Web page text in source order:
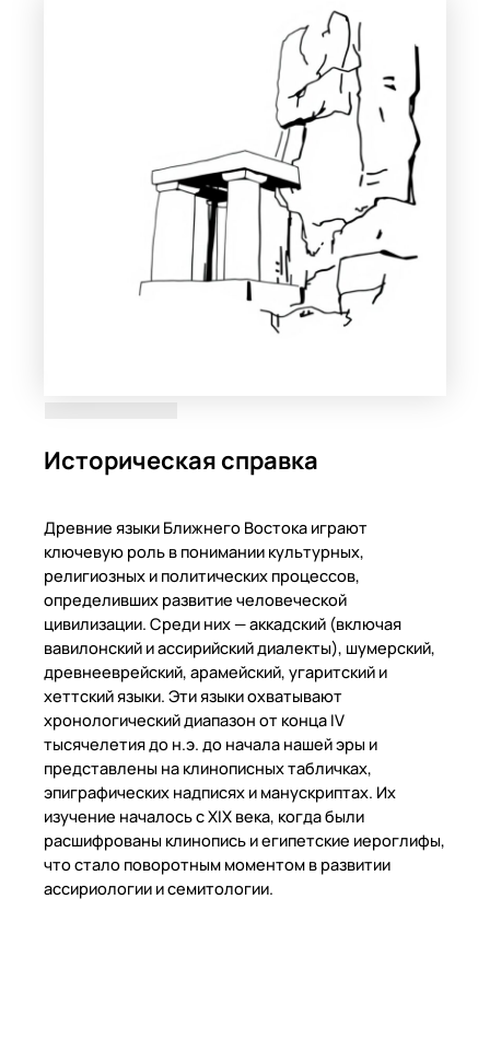
Историческая справка
Древние языки Ближнего Востока играют
ключевую роль в понимании культурных,
религиозных и политических процессов,
определивших развитие человеческой
цивилизации. Среди них — аккадский (включая
вавилонский и ассирийский диалекты), шумерский,
древнееврейский, арамейский, угаритский и
хеттский языки. Эти языки охватывают
хронологический диапазон от конца IV
тысячелетия до н.э. до начала нашей эры и
представлены на клинописных табличках,
эпиграфических надписях и манускриптах. Их
изучение началось с XIX века, когда были
расшифрованы клинопись и египетские иероглифы,
что стало поворотным моментом в развитии
ассириологии и семитологии.